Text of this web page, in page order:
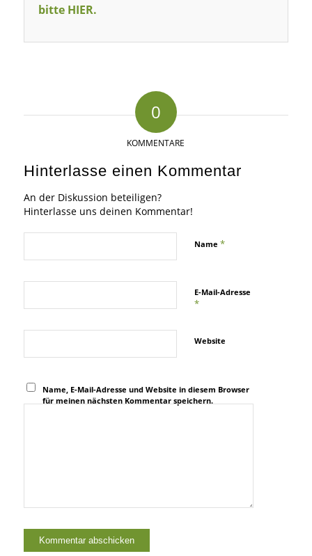
bitte HIER.
0
KOMMENTARE
Hinterlasse einen Kommentar
An der Diskussion beteiligen?
Hinterlasse uns deinen Kommentar!
Name *
E-Mail-Adresse
*
Website
Name, E-Mail-Adresse und Website in diesem Browser
für meinen nächsten Kommentar speichern.